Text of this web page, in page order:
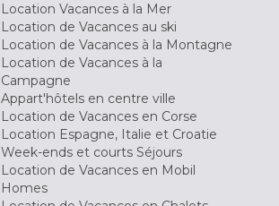
Location Vacances à la Mer
Location de Vacances au ski
Location de Vacances à la Montagne
Location de Vacances à la
Campagne
Appart'hôtels en centre ville
Location de Vacances en Corse
Location Espagne, Italie et Croatie
Week-ends et courts Séjours
Location de Vacances en Mobil
Homes